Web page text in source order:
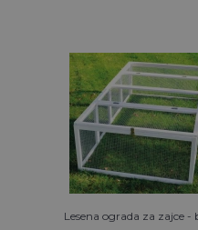
Lesena ograda za zajce -